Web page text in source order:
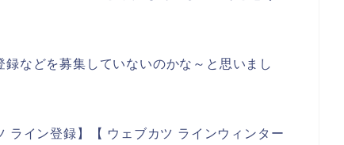
などを募集していないのかな～と思いまし
ライン登録】【 ウェブカツ ラインウィンター